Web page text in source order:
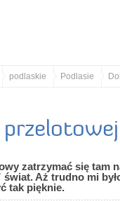
podlaskie Podlasie
zatrzymać się tam
Aż trudno mi
tak pięknie.